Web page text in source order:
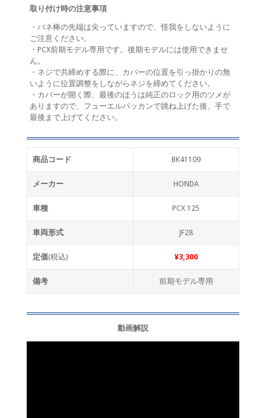
取り付け時の注意事項
・バネ棒の先端は尖っていますので、怪我をしないように
ご注意ください。
・PCX前期モデル専用です。後期モデルには使用できませ
ん。
・ネジで共締めする際に、カバーの位置を引っ掛かりの無
いように位置調整をしながらネジを締めてください。
・カバーが開く際、最後のほうは純正のロック用のツメが
ありますので、フューエルパッカンで跳ね上げた後、手で
最後まで上げてください。
商品コード BK41109
メーカー HONDA
車種 PCX 125
車両形式 JF28
定価(税込) ¥3,300
備考 前期モデル専用
動画解説